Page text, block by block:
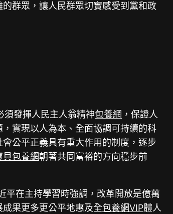
群眾，讓人民群眾切實感受到黨和政
須發揮人民主人翁精神包養網 ，保證人
實現以人為本、全面協調可持續的科
公平正義具有重大作用的制度，逐步
貝包養網朝著共同富裕的方向穩步前
平在主持學習時強調，改革開放是億萬
果更多更公平地惠及全包養網VIP體人